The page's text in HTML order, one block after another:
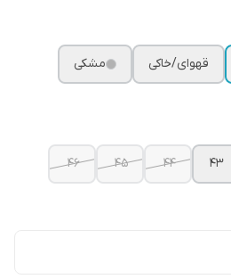
قهوای/خاکی مشکی
43
44
45
46